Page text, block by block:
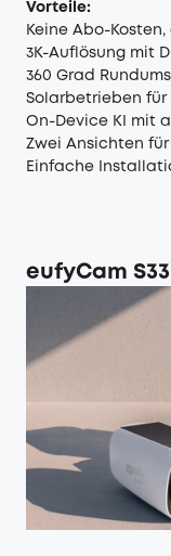
Vorteile:
Keine Abo-
3K-Auflösung mit
360 Grad
Solarbetrieben
On-Device KI mit
Zwei Ansichten
Einfache
eufyCam